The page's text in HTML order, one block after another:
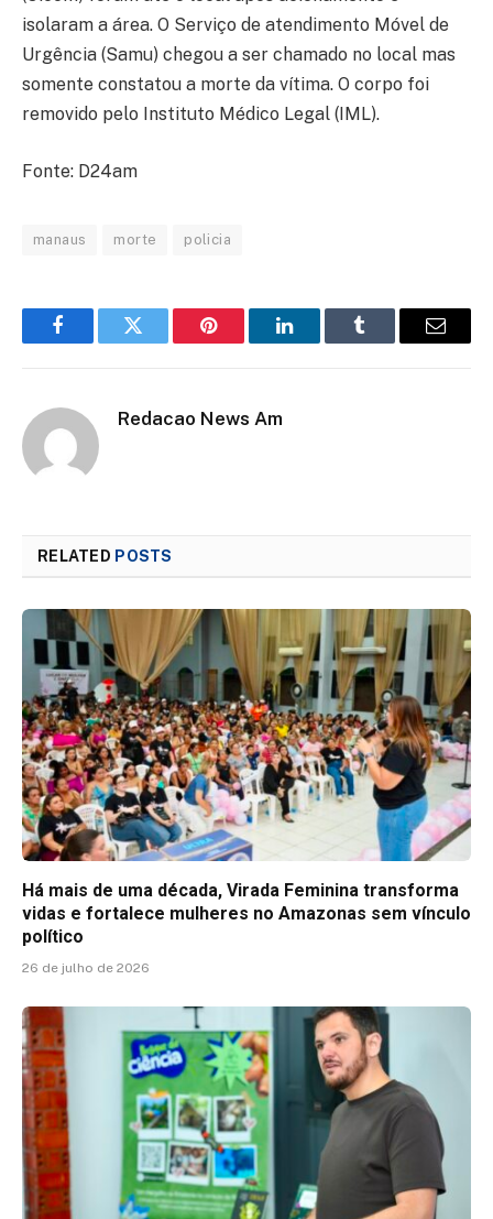
isolaram a área. O Serviço de atendimento Móvel de
Urgência (Samu) chegou a ser chamado no local mas
somente constatou a morte da vítima. O corpo foi
removido pelo Instituto Médico Legal (IML).
Fonte: D24am
manaus morte policia
FacebookTwitter Pinterest LinkedInTumblr Email
Redacao News Am
RELATED POSTS
Há mais de uma década, Virada Feminina transforma
vidas e fortalece mulheres no Amazonas sem vínculo
político
26 de julho de 2026